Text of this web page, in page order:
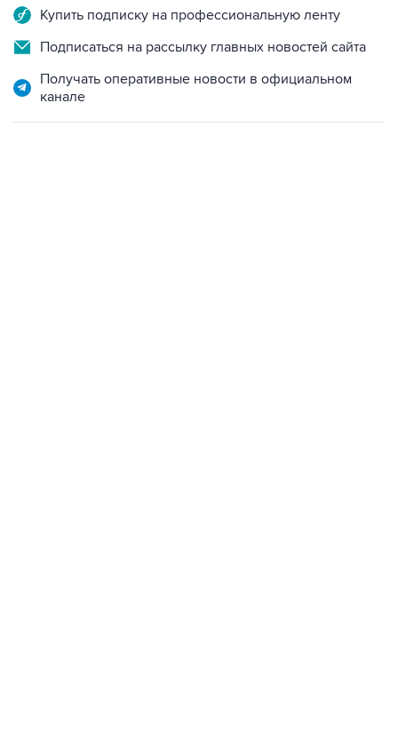
Купить подписку на профессиональную ленту
Подписаться на рассылку главных новостей сайта
Получать оперативные новости в официальном
канале